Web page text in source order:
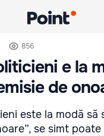
856
e la
de
este la modă să
se simt